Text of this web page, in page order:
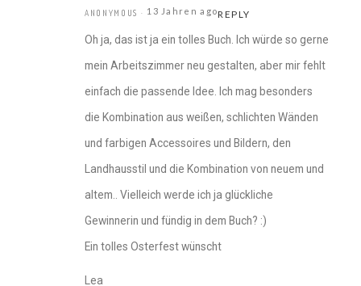
ANONYMOUS 13 Jahren agoREPLY
Oh ja, das ist ja ein tolles Buch. Ich würde so gerne
mein Arbeitszimmer neu gestalten, aber mir fehlt
einfach die passende Idee. Ich mag besonders
die Kombination aus weißen, schlichten Wänden
und farbigen Accessoires und Bildern, den
Landhausstil und die Kombination von neuem und
altem.. Vielleich werde ich ja glückliche
Gewinnerin und fündig in dem Buch? :)
Ein tolles Osterfest wünscht
Lea